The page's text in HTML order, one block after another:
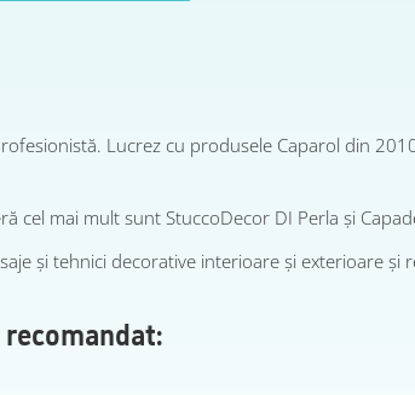
Lucrez cu produsele Caparol din
cel mai mult sunt StuccoDecor DI Perla și
și tehnici decorative interioare și exterioare și